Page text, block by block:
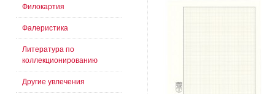
Филокартия
Фалеристика
Литература по
коллекционированию
Другие увлечения